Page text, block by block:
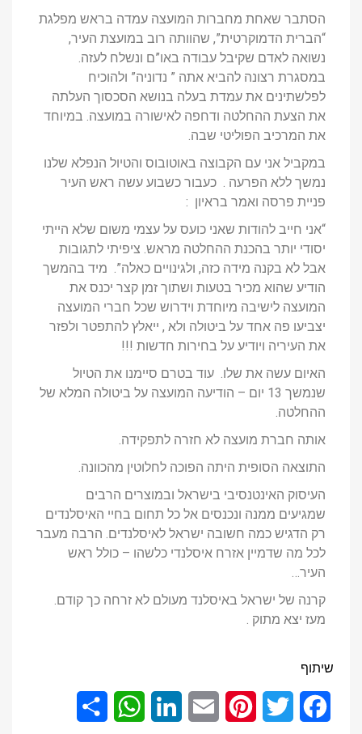
הסתבר שאחת מחברות המועצה עמדה בראש מפלגת
“הברית הדמוקרטית”, שהוותה רוב במועצת העיר,
נשואה לאדם שקיבל עבודה באו”ם ונשלח לעזה.
במסגרת רצונה להביא אתה ” נדוניה” ולהוכיח
לפלשתינים את עמדת בעלה בנושא הסכסוך העלתה
את הצעת ההחלטה ודחפה לאישורה במועצה. במיוחד
את המרכיב הפוליטי שבה.
במקביל אני עם הקבוצה באוטובוס והטיול הנפלא שלנו
נמשך ללא הפרעה . כעבור כשבוע עשה ראש העיר
פניית פרסה ואמר בראיון :
“אני חייב להודות שאני כועס על עצמי משום שלא הייתי
יסודי יותר בהכנת ההחלטה מראש. ציפיתי לתגובות
אבל לא בקנה מידה כזה, ולגינויים כאלה”. מיד בהמשך
הודיע שהוא מכיר בטעות ושתוך זמן קצר יכנס את
המועצה לישיבה מיוחדת וידרוש שכל חברי המועצה
יצביעו פה אחד על ביטולה ולא , ייאלץ להתפטר ולפזר
את העיריה ויודיע על בחירות חדשות !!!
האיום עשה את שלו. עוד בטרם סיימנו את הטיול
שנמשך 13 יום – הודיעה המועצה על ביטולה המלא של
ההחלטה.
אותה חברת מועצה לא חזרה לתפקידה.
התוצאה הסופית היתה הפוכה לחלוטין מהכוונה.
העיסוק האינטנסיבי בישראל ובמוצרים הרבים
שמגיעים ממנה ונכנסים אל כל תחום בחיי האיסלנדים
רק הדגיש כמה חשובה ישראל לאיסלנדים. הרבה מעבר
לכל מה שדמיין אזרח איסלנדי כלשהו – כולל ראש
העיר…
קרנה של ישראל באיסלנד מעולם לא זרחה כך קודם.
מעז יצא מתוק .
שיתוף
Facebook
Twitter
Pinterest
Email
LinkedIn
WhatsApp